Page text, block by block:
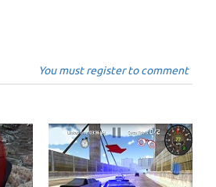
You must register to comment